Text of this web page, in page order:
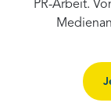
PR-Arbeit.